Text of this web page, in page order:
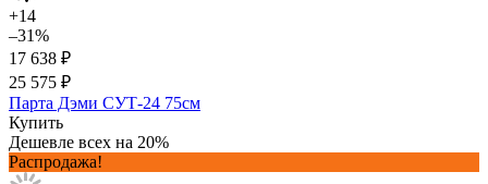
+14
–31%
17 638 ₽
25 575 ₽
Парта Дэми СУТ-24 75см
Купить
Дешевле всех на 20%
Распродажа!